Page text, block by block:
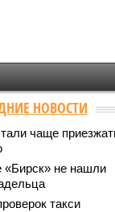
НОВОСТИ
чаще
«Бирск» не нашли
такси